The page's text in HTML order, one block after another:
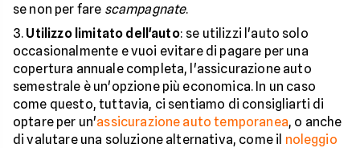
se non per fare scampagnate.
Utilizzo limitato dell'auto: se utilizzi l'auto solo
occasionalmente e vuoi evitare di pagare per una
copertura annuale completa, l'assicurazione auto
semestrale è un'opzione più economica. In un caso
come questo, tuttavia, ci sentiamo di consigliarti di
optare per un'assicurazione auto temporanea, o anche
di valutare una soluzione alternativa, come il noleggio